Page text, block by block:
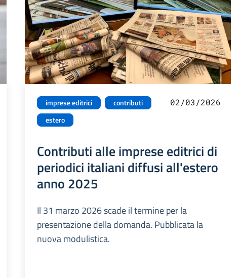
imprese editrici
contributi
estero
02/03/2026
Contributi alle imprese editrici di
periodici italiani diffusi all'estero
anno 2025
Il 31 marzo 2026 scade il termine per la
presentazione della domanda. Pubblicata la
nuova modulistica.